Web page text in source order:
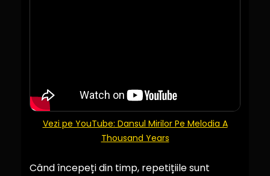
Vezi pe YouTube: Dansul Mirilor Pe Melodia A
Thousand Years
Când începeți din timp, repetițiile sunt